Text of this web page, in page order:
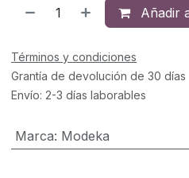
Añadir
Términos y condiciones
Grantía de devolución de 30 días
Envío: 2-3 días laborables
Marca: Modeka